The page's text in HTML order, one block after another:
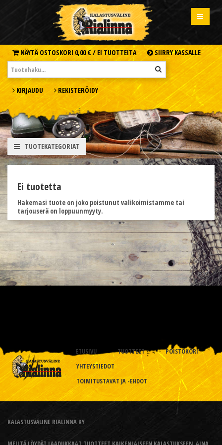
NÄYTÄ OSTOSKORI 0,00 € / EI TUOTTEITA SIIRRY KASSALLE
KIRJAUDU REKISTERÖIDY
TUOTEKATEGORIAT
Ei tuotetta
Hakemasi tuote on joko poistunut valikoimistamme tai
tarjouserä on loppuunmyyty.
ETUSIVU TUOTTEET
POISTOKORI
YHTEYSTIEDOT
TOIMITUSTAVAT JA -EHDOT
KALASTUSVÄLINE RIALINNA KY